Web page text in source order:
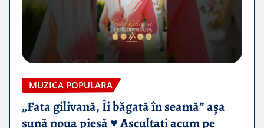
MUZICA POPULARA
„Fata gilivană, Îi băgată în seamă” așa
sună noua piesă ♥️ Ascultați acum pe